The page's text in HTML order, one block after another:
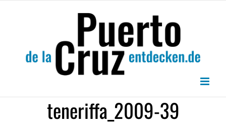
teneriffa_2009-39